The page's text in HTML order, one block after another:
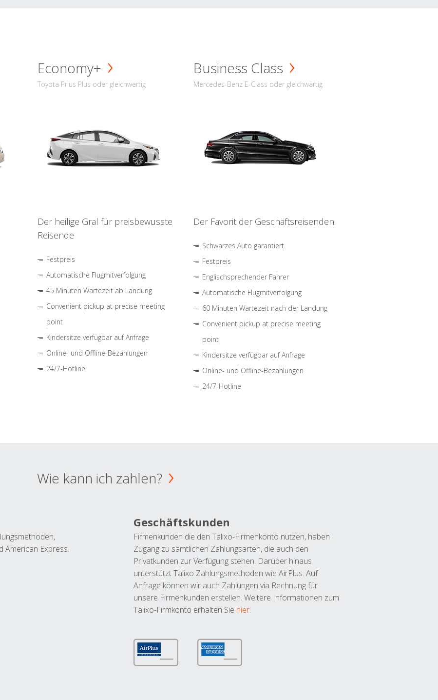
Economy+
Toyota Prius Plus oder gleichwertig
Der heilige Gral für preisbewusste
Reisende
Festpreis
Automatische Flugmitverfolgung
45 Minuten Wartezeit ab Landung
Convenient pickup at precise meeting
point
Kindersitze verfügbar auf Anfrage
Online- und Offline-Bezahlungen
24/7-Hotline
Business Class
Mercedes-Benz E-Class oder gleichwärtig
Der Favorit der Geschäftsreisenden
Schwarzes Auto garantiert
Festpreis
Englischsprechender Fahrer
Automatische Flugmitverfolgung
60 Minuten Wartezeit nach der Landung
Convenient pickup at precise meeting
point
Kindersitze verfügbar auf Anfrage
Online- und Offline-Bezahlungen
24/7-Hotline
Wie kann ich zahlen?
American Express.
Geschäftskunden
Firmenkunden die den Talixo-Firmenkonto nutzen, haben
Zugang zu sämtlichen Zahlungsarten, die auch den
Privatkunden zur Verfügung stehen. Darüber hinaus
unterstützt Talixo Zahlungsmethoden wie AirPlus. Auf
Anfrage können wir auch Zahlungen via Rechnung für
unsere Firmenkunden erstellen. Weitere Informationen zum
Talixo-Firmkonto erhalten Sie hier.